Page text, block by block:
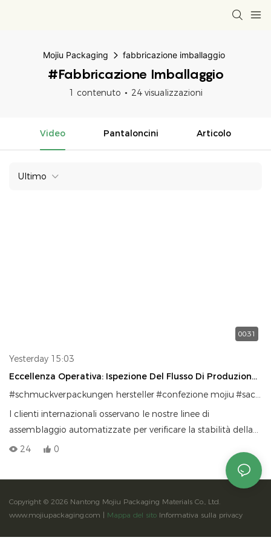
Mojiu Packaging fabbricazione imballaggio
#fabbricazione Imballaggio
1 contenuto 24 visualizzazioni
Video Pantaloncini Articolo
Ultimo
00:31
Yesterday 15:03
Eccellenza Operativa: Ispezione Del Flusso Di Produzione
In Loco
#schmuckverpackungen hersteller#confezione mojiu #sacchetti per gioielli personali
I clienti internazionali osservano le nostre linee di
assemblaggio automatizzate per verificare la stabilità della
produzione ad alto volume e l'affidabilità dei tempi di
24 0
Copyright © 2026 Nantong Mojiu Packaging Materials Co., Ltd.
www.mojiupackaging.com | Mappa del sito Informativa sulla privacy